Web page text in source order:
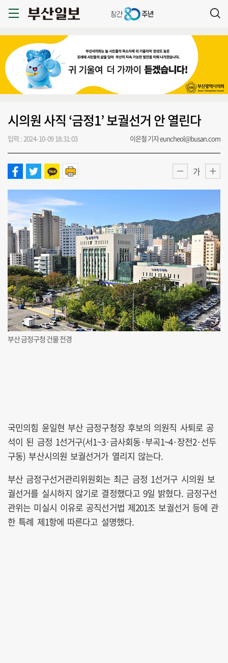
시의원 사직 ‘금정1’ 보궐선거 안 열린다
입력 : 2024-10-09 18:31:03 이은철 기자 euncheol@busan.com
가
부산 금정구청 건물 전경
국민의힘 윤일현 부산 금정구청장 후보의 의원직 사퇴로 공
석이 된 금정 1선거구(서1~3·금사회동·부곡1~4·장전2·선두
구동) 부산시의원 보궐선거가 열리지 않는다.
부산 금정구선거관리위원회는 최근 금정 1선거구 시의원 보
궐선거를 실시하지 않기로 결정했다고 9일 밝혔다. 금정구선
관위는 미실시 이유로 공직선거법 제201조 보궐선거 등에 관
한 특례 제1항에 따른다고 설명했다.